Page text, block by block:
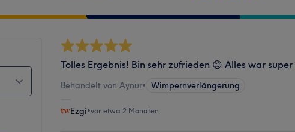
Tolles Ergebnis! Bin sehr zufrieden 😊 Alles war super
Behandelt von Aynur• Wimpernverlängerung
Ezgi•vor etwa 2 Monaten